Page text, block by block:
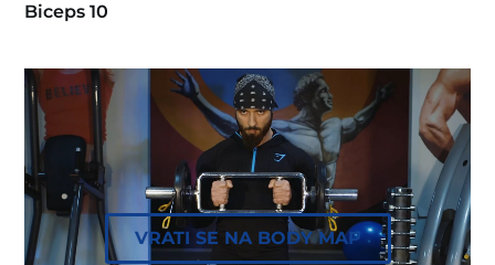
Biceps 10
VRATI SE NA BODY MAP